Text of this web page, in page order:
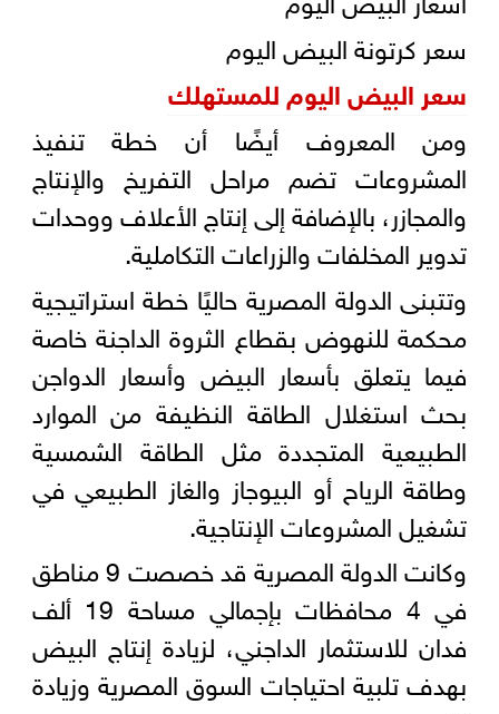
سعر كرتونة البيض اليوم
سعر البيض اليوم للمستهلك
ومن المعروف أيضًا أن خطة تنفيذ
المشروعات تضم مراحل التفريخ والإنتاج
والمجازر، بالإضافة إلى إنتاج الأعلاف ووحدات
تدوير المخلفات والزراعات التكاملية.
وتتبنى الدولة المصرية حاليًا خطة استراتيجية
محكمة للنهوض بقطاع الثروة الداجنة خاصة
فيما يتعلق بأسعار البيض وأسعار الدواجن
بحث استغلال الطاقة النظيفة من الموارد
الطبيعية المتجددة مثل الطاقة الشمسية
وطاقة الرياح أو البيوجاز والغاز الطبيعي في
تشغيل المشروعات الإنتاجية.
وكانت الدولة المصرية قد خصصت 9 مناطق
في 4 محافظات بإجمالي مساحة 19 ألف
فدان للاستثمار الداجني، لزيادة إنتاج البيض
بهدف تلبية احتياجات السوق المصرية وزيادة